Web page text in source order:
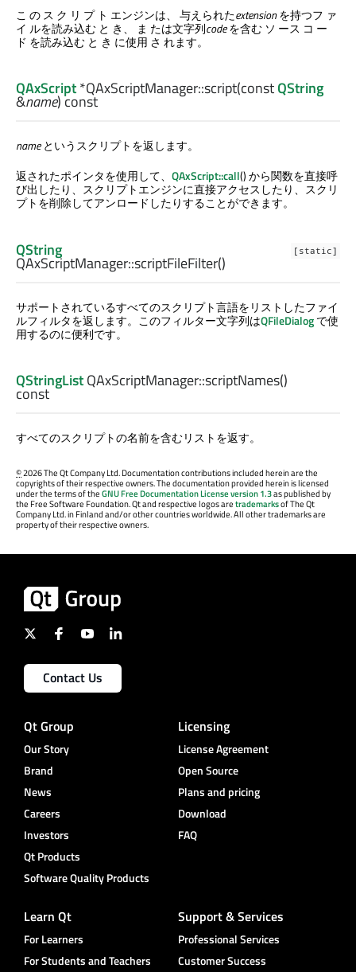
こ の ス ク リ プ ト エンジンは、 与えられたextensionを持つフ ァ
イ ルを読み込む と き、 ま たは文字列codeを含む ソ ース コ ー
ド を読み込む と き に使用 さ れます。
QAxScript*QAxScriptManager::script(constQString
&name) const
nameというスクリプトを返します。
返されたポインタを使用して、 QAxScript::call() から関数を直接呼
び出したり、スクリプトエンジンに直接アクセスしたり、スクリ
プトを削除してアンロードしたりすることができます。
[static]
QString
QAxScriptManager::scriptFileFilter()
サポートされているすべてのスクリプト言語をリストしたファイ
ルフィルタを返します。このフィルター文字列はQFileDialogで使
用するのに便利です。
QStringListQAxScriptManager::scriptNames()
const
すべてのスクリプトの名前を含むリストを返す。
©2026 The Qt Company Ltd. Documentation contributions included herein are the
copyrights of their respective owners. The documentation provided herein is licensed
under the terms of theGNU Free Documentation License version 1.3as published by
the Free Software Foundation. Qt and respective logos aretrademarksof The Qt
Company Ltd. in Finland and/or other countries worldwide. All other trademarks are
property of their respective owners.
Contact Us
Qt Group
Our Story
Brand
News
Careers
Investors
Qt Products
Software Quality Products
Licensing
License Agreement
Open Source
Plans and pricing
Download
FAQ
Learn Qt
For Learners
For Students and Teachers
Support & Services
Professional Services
Customer Success